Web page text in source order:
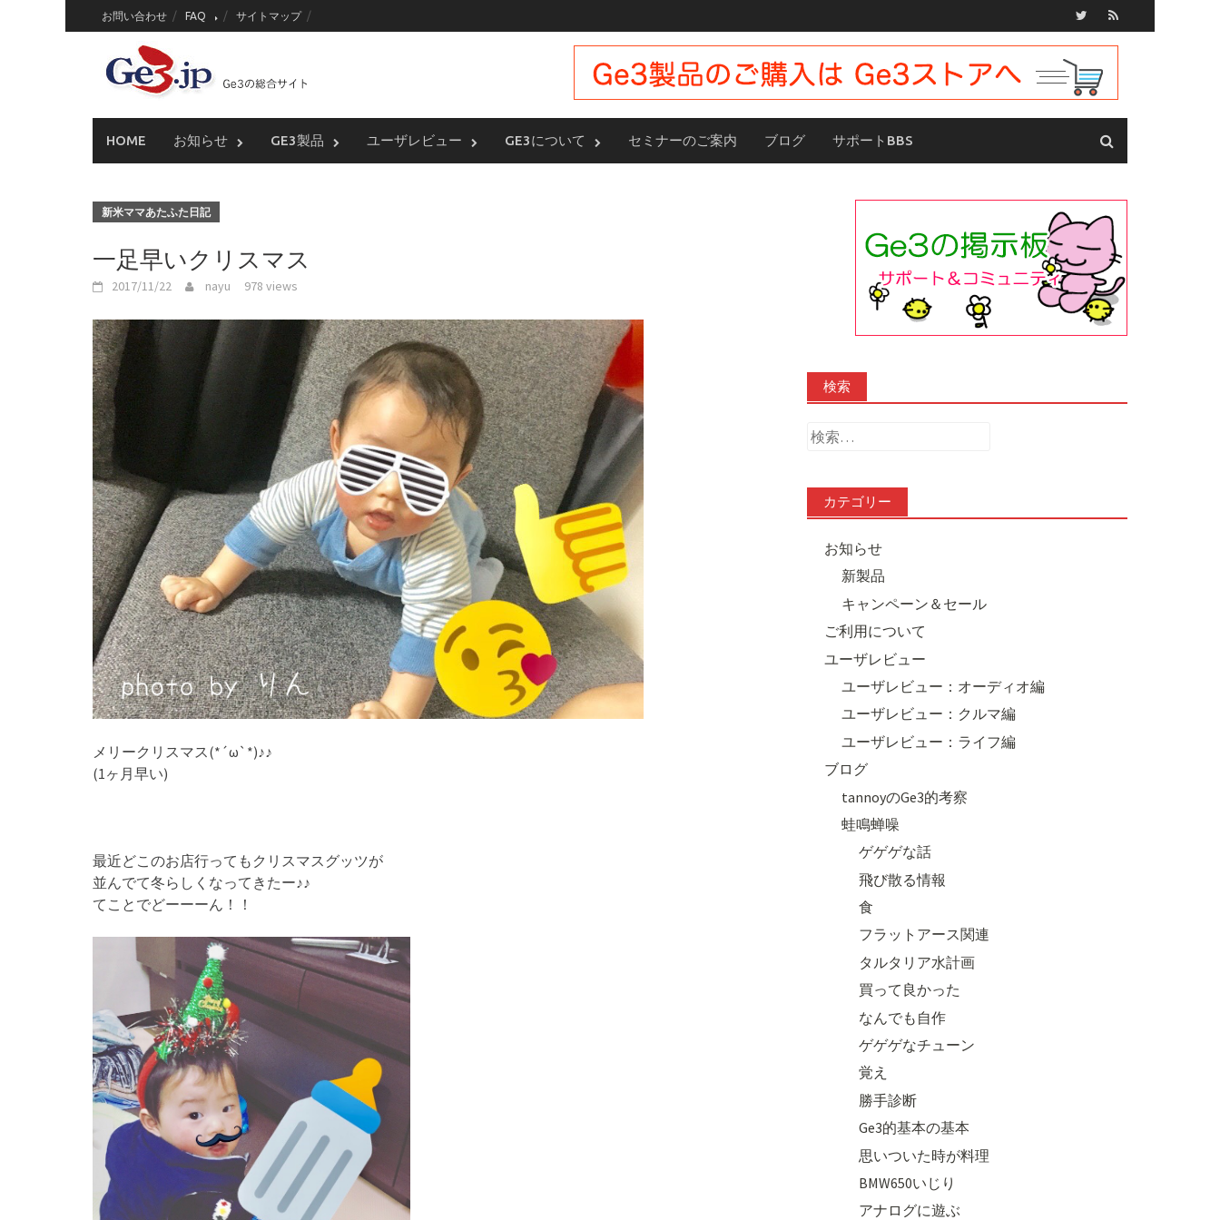
to
お問い合わせ FAQ サイトマップ
HOME お知らせ GE3製品 ユーザレビュー GE3について セミナーのご案内 ブログ サポートBBS
新米ママあたふた日記
一足早いクリスマス
2017/11/22 nayu 978 views
メリークリスマス(*´ω`*)♪♪
(1ヶ月早い)
最近どこのお店行ってもクリスマスグッツが
並んでて冬らしくなってきたー♪♪
てことでどーーーん！！
検索
検
カテゴリー
お知らせ
新製品
キャンペーン＆セール
ご利用について
ユーザレビュー
ユーザレビュー：オーディオ編
ユーザレビュー：クルマ編
ユーザレビュー：ライフ編
ブログ
tannoyのGe3的考察
蛙鳴蝉噪
ゲゲゲな話
飛び散る情報
食
フラットアース関連
タルタリア水計画
買って良かった
なんでも自作
ゲゲゲなチューン
覚え
勝手診断
Ge3的基本の基本
思いついた時が料理
BMW650いじり
アナログに遊ぶ